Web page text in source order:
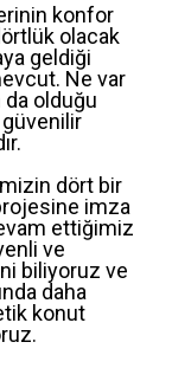
konfor
olacak
geldiği
Ne var
da olduğu
dört bir
imza
ettiğimiz
ve
biliyoruz ve
daha
konut